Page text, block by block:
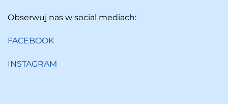
Obserwuj nas w social mediach:
FACEBOOK
INSTAGRAM